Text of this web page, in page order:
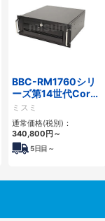
BBC-RM1760シリ
ーズ第14世代Core
対応ラックマウント
3PCIe
ミスミ
通常価格(税別)：
340,800円～
5日目～